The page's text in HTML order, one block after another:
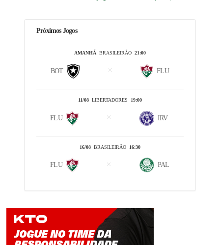
Próximos Jogos
AMANHÃBRASILEIRÃO 21:00
BOT FLU
11/08LIBERTADORES 19:00
FLU IRV
16/08BRASILEIRÃO 16:30
FLU PAL